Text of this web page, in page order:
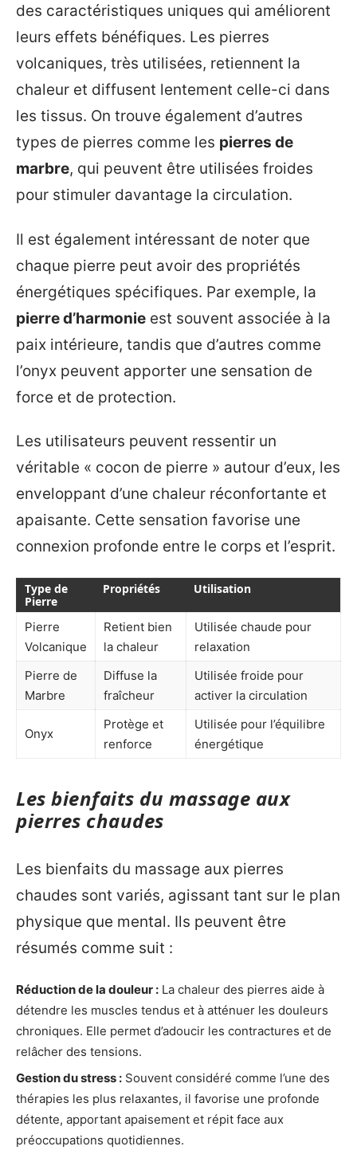
des caractéristiques uniques qui améliorent
leurs effets bénéfiques. Les pierres
volcaniques, très utilisées, retiennent la
chaleur et diffusent lentement celle-ci dans
les tissus. On trouve également d’autres
types de pierres comme les pierres de
marbre, qui peuvent être utilisées froides
pour stimuler davantage la circulation.
Il est également intéressant de noter que
chaque pierre peut avoir des propriétés
énergétiques spécifiques. Par exemple, la
pierre d’harmonie est souvent associée à la
paix intérieure, tandis que d’autres comme
l’onyx peuvent apporter une sensation de
force et de protection.
Les utilisateurs peuvent ressentir un
véritable « cocon de pierre » autour d’eux, les
enveloppant d’une chaleur réconfortante et
apaisante. Cette sensation favorise une
connexion profonde entre le corps et l’esprit.
Type de
Pierre
Propriétés Utilisation
Pierre
Volcanique
Retient bien
la chaleur
Utilisée chaude pour
relaxation
Pierre de
Marbre
Diffuse la
fraîcheur
Utilisée froide pour
activer la circulation
Onyx
Protège et
renforce
Utilisée pour l’équilibre
énergétique
Les bienfaits du massage aux
pierres chaudes
Les bienfaits du massage aux pierres
chaudes sont variés, agissant tant sur le plan
physique que mental. Ils peuvent être
résumés comme suit :
Réduction de la douleur : La chaleur des pierres aide à
détendre les muscles tendus et à atténuer les douleurs
chroniques. Elle permet d’adoucir les contractures et de
relâcher des tensions.
Gestion du stress : Souvent considéré comme l’une des
thérapies les plus relaxantes, il favorise une profonde
détente, apportant apaisement et répit face aux
préoccupations quotidiennes.